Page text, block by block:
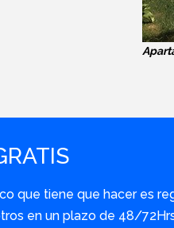
que tiene que hacer es
en un plazo de 48/